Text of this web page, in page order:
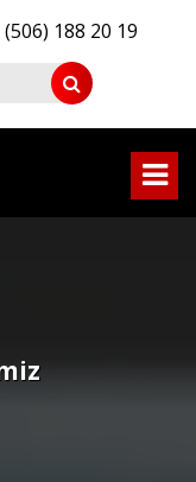
188 20 19